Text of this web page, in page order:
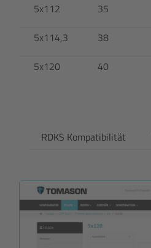
5x112
35
5x114,3
38
5x120
40
RDKS Kompatibilität